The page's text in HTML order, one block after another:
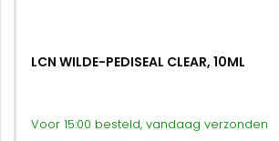
LCN WILDE-PEDISEAL CLEAR, 10ML
Voor 15:00 besteld, vandaag verzonden